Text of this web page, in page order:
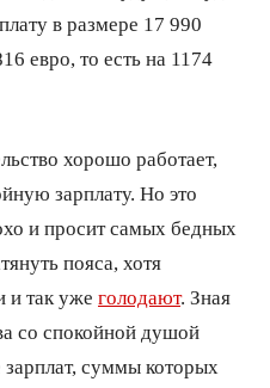
в размере 17 990
евро, то есть на 1174
хорошо работает,
зарплату. Но это
и просит самых бедных
пояса, хотя
и так уже голодают. Зная
со спокойной душой
суммы которых